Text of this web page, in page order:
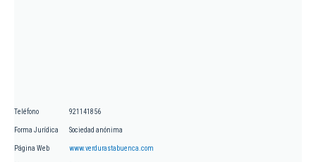
Teléfono 921141856
Forma Jurídica Sociedad anónima
Página Web www.verdurastabuenca.com